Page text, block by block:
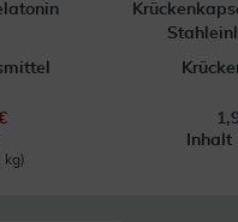
kg)
Inhalt